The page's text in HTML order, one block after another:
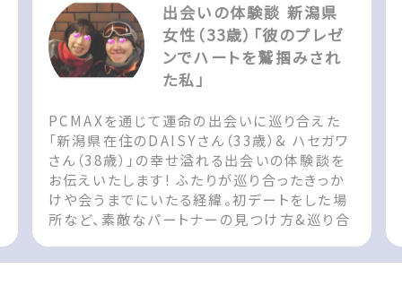
出会いの体験談 新潟県
女性（33歳）「彼のプレゼ
ンでハートを鷲掴みされ
た私」
PCMAXを通じて運命の出会いに巡り合えた
「新潟県在住のDAISYさん（33歳）& ハセガワ
さん（38歳）」の幸せ溢れる出会いの体験談を
お伝えいたします! ふたりが巡り合ったきっか
けや会うまでにいたる経緯。初デートをした場
所など、素敵なパートナーの見つけ方&巡り合
post 出会いの体験談 新潟県 女性（33歳）